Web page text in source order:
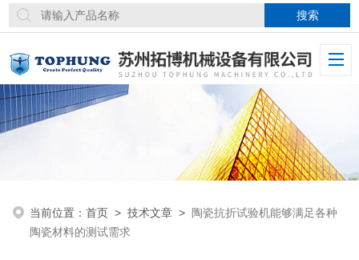
当前位置：首页 >技术文章 > 陶瓷抗折试验机能够满足各种
陶瓷材料的测试需求